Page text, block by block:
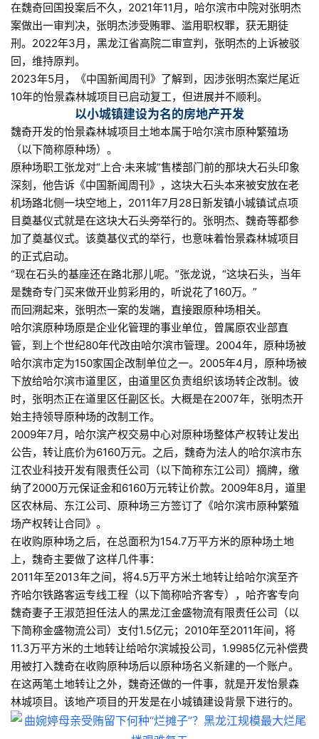
在魏奇回国投案后不久，2021年11月，哈尔滨市中院对张明杰
案做出一审判决，张明杰涉受贿罪、滥用职权罪，获无期徒
刑。2022年3月，黑龙江省高院二审宣判，张明杰的上诉被驳
回，维持原判。
2023年5月，《中国新闻周刊》了解到，因涉张明杰案烂尾近
10年的怡景森林城项目已启动复工，但进展并不顺利。
以小城镇建设为名的房地产开发
魏奇开发的怡景森林城项目土地本属于哈尔滨市原种繁殖场
（以下简称原种场）。
原种场职工张龙对“上合·未来城”售楼部门前的那块大石头印象
深刻，他告诉《中国新闻周刊》，这块大石头本来被安放在老
机场路北侧一块空地上，2011年7月28日新发镇小城镇试点项
目奠基仪式就是在这块大石头旁举行的。张明杰、魏奇等都参
加了奠基仪式。该奠基仪式的举行，也意味着怡景森林城项目
的正式启动。
“现在石头的基座还在路北那儿呢。”张龙说，“这块石头，当年
是魏奇专门买来做开业剪彩用的，听说花了160万。”
而回溯起来，张明杰一案的发端，直接跟原种场相关。
哈尔滨原种场原是企业化管理的事业单位，曾属原农业部直
管，到上个世纪80年代改由哈尔滨市管理。2004年，原种场被
哈尔滨市定为150家国企改制单位之一。2005年4月，原种场被
下放给哈尔滨市道里区，由道里区负责组织该场转企改制。彼
时，张明杰正在道里区任副区长。大概是在2007年，张明杰开
始主持领导原种场的改制工作。
2009年7月，哈尔滨产权交易中心对原种场整体产权转让发出
公告，转让底价为6160万元。之后，魏奇为法人的哈尔滨市东
江农业科技开发有限责任公司（以下简称东江公司）摘牌，缴
纳了2000万元保证金和6160万元转让价款。2009年8月，道里
区农林局、东江公司、原种场三方签订了《哈尔滨市原种繁殖
场产权转让合同》。
在收购原种场之后，在总面积为154.7万平方米的原种场土地
上，魏奇主要做了这样几件事：
2011年至2013年之间，将4.5万平方米土地转让给哈尔滨至齐
齐哈尔铁路客运专线工程（以下简称哈齐客专），哈齐客专向
魏奇妻子王淑范担任法人的黑龙江金盛物流有限责任公司（以
下简称金盛物流公司）支付1.5亿元；2010年至2011年间，将
11.3万平方米的土地转让给哈尔滨城投公司，1.9985亿元补偿费
用被打入魏奇在收购原种场后以原种场名义新建的一个账户。
在这两笔土地转让之外，魏奇还做的一件事，就是开发怡景森
林城项目。该地产项目的开发是在小城镇建设背景下进行的。